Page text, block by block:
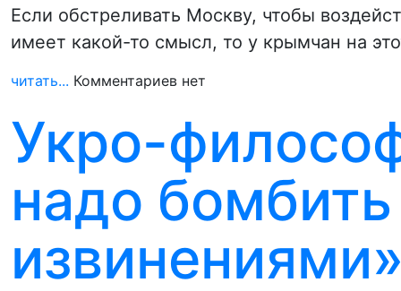
Если обстреливать Москву, чтобы
имеет какой-то смысл, то у крымчан на
читать... Комментариев нет
Укро-
надо